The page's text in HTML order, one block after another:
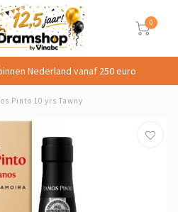
0
Nederland vanaf 250 euro
Pinto 10 yrs Tawny